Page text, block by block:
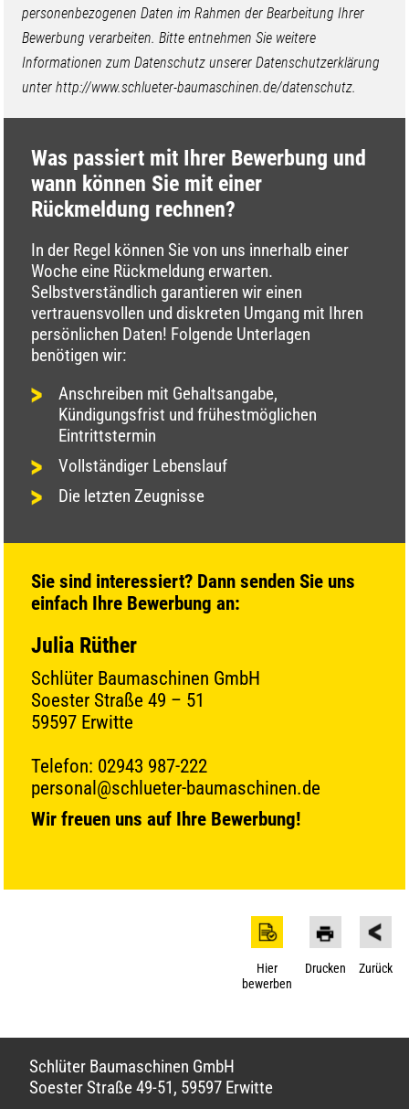
personenbezogenen Daten im Rahmen der Bearbeitung Ihrer
Bewerbung verarbeiten. Bitte entnehmen Sie weitere
Informationen zum Datenschutz unserer Datenschutzerklärung
unter http://www.schlueter-baumaschinen.de/datenschutz.
Was passiert mit Ihrer Bewerbung und
wann können Sie mit einer
Rückmeldung rechnen?
In der Regel können Sie von uns innerhalb einer
Woche eine Rückmeldung erwarten.
Selbstverständlich garantieren wir einen
vertrauensvollen und diskreten Umgang mit Ihren
persönlichen Daten! Folgende Unterlagen
benötigen wir:
Anschreiben mit Gehaltsangabe,
Kündigungsfrist und frühestmöglichen
Eintrittstermin
Vollständiger Lebenslauf
Die letzten Zeugnisse
Sie sind interessiert? Dann senden Sie uns
einfach Ihre Bewerbung an:
Julia Rüther
Schlüter Baumaschinen GmbH
Soester Straße 49 – 51
59597 Erwitte
Telefon: 02943 987-222
personal@schlueter-baumaschinen.de
Wir freuen uns auf Ihre Bewerbung!
Hier
bewerben
Drucken Zurück
Schlüter Baumaschinen GmbH
Soester Straße 49-51, 59597 Erwitte